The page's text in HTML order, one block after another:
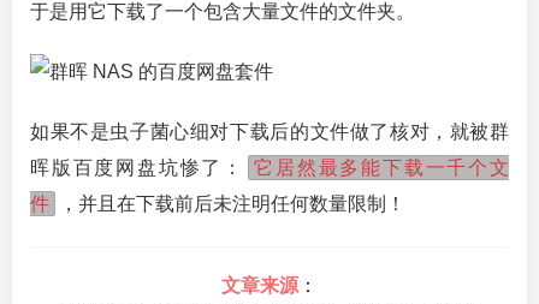
于是用它下载了一个包含大量文件的文件夹。
如果不是虫子菌心细对下载后的文件做了核对，就被群
晖版百度网盘坑惨了：
它居然最多能下载一千个文
件
，并且在下载前后未注明任何数量限制！
文章来源 ：